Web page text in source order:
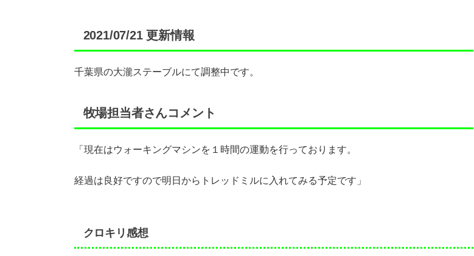
2021/07/21 更新情報
千葉県の大瀧ステーブルにて調整中です。
牧場担当者さんコメント
「現在はウォーキングマシンを１時間の運動を行っております。
経過は良好ですので明日からトレッドミルに入れてみる予定です」
クロキリ感想